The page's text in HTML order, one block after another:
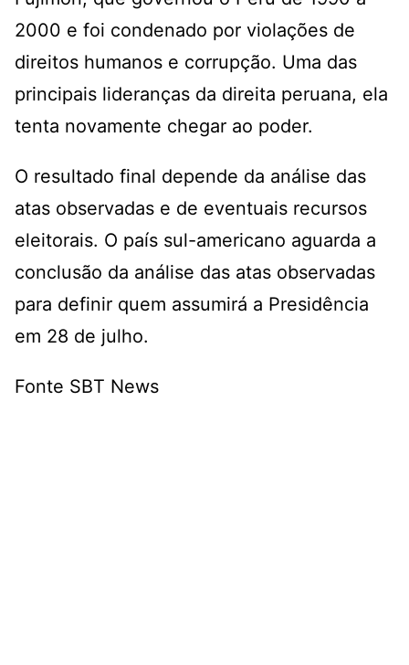
2000 e foi condenado por violações de
direitos humanos e corrupção. Uma das
principais lideranças da direita peruana, ela
tenta novamente chegar ao poder.
O resultado final depende da análise das
atas observadas e de eventuais recursos
eleitorais. O país sul-americano aguarda a
conclusão da análise das atas observadas
para definir quem assumirá a Presidência
em 28 de julho.
Fonte SBT News